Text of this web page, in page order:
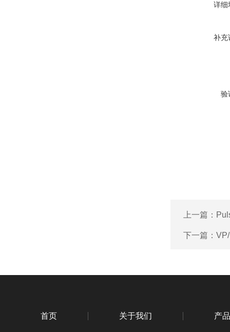
详细
补充
验
上一篇：
下一篇：
首页 关于我们 产